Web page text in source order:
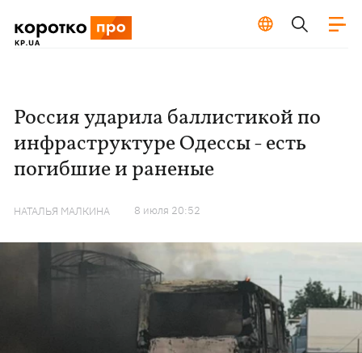
Россия ударила баллистикой по
инфраструктуре Одессы - есть
погибшие и раненые
НАТАЛЬЯ МАЛКИНА 8 июля 20:52